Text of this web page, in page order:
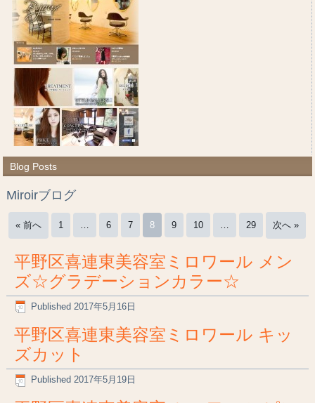
Blog Posts
Miroirブログ
« 前へ 1 6 7 8 9 10 29 次へ »
平野区喜連東美容室ミロワール メン
ズ☆グラデーションカラー☆
Published 2017年5月16日
平野区喜連東美容室ミロワール キッ
ズカット
Published 2017年5月19日